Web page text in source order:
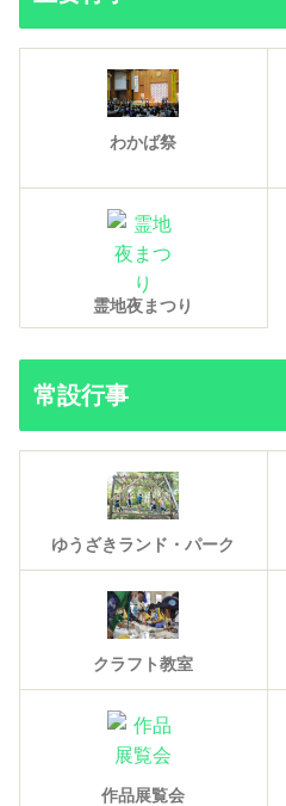
わかば祭
霊地夜まつり
常設行事
ゆうざきランド・パーク
クラフト教室
作品展覧会